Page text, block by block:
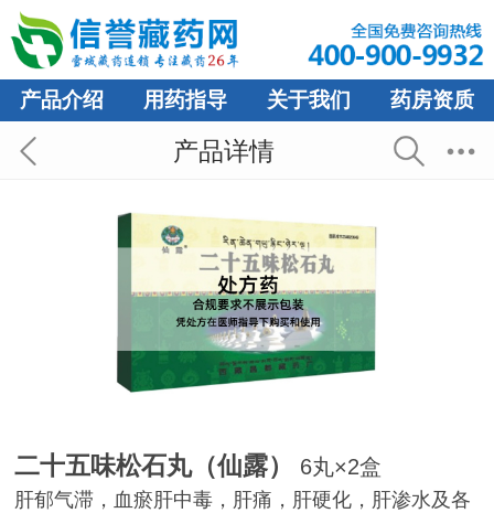
产品介绍 用药指导 关于我们 药房资质
产品详情
二十五味松石丸（仙露） 6丸×2盒
肝郁气滞，血瘀肝中毒，肝痛，肝硬化，肝渗水及各